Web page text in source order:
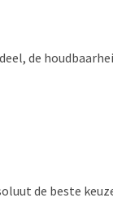
de
de beste